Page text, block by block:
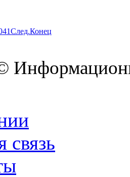
41След.Конец
связь